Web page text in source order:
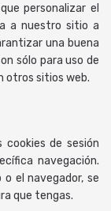
personalizar el
a nuestro sitio a
una buena
sólo para uso de
otros sitios web.
de sesión
navegación.
el navegador, se
que tengas.